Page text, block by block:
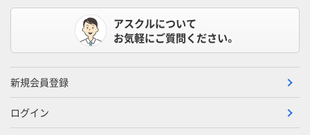
アスクルについて
お気軽にご質問ください。
新規会員登録
ログイン